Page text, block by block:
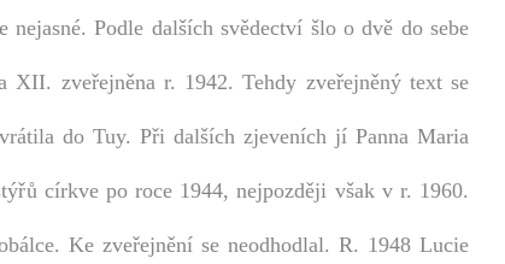
Podle dalších svědectví šlo o dvě do sebe
zveřejněna r. 1942. Tehdy zveřejněný text se
do Tuy. Při dalších zjeveních jí Panna Maria
církve po roce 1944, nejpozději však v r. 1960.
Ke zveřejnění se neodhodlal. R. 1948 Lucie